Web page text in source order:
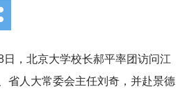
，北京大学校长郝平率团访问江
省人大常委会主任刘奇，并赴景德